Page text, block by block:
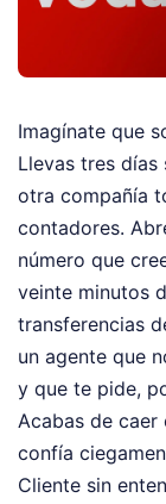
Imagínate que
Llevas tres
otra compañía
contadores.
número que
veinte minutos
transferencias
un agente que
y que te pide,
Acabas de caer
confía
Cliente sin